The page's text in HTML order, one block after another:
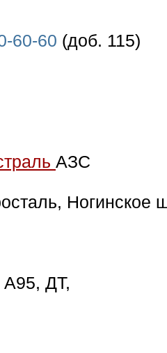
60-60 (доб. 115)
АЗС
Ногинское
ДТ,